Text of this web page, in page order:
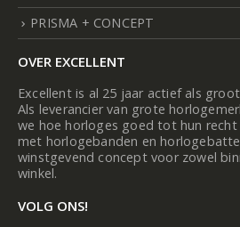
PRISMA + CONCEPT
OVER EXCELLENT
Excellent is al 25 jaar actief als
Als leverancier van grote
we hoe horloges goed tot hun recht
met horlogebanden en
winstgevend concept voor zowel
winkel.
VOLG ONS!